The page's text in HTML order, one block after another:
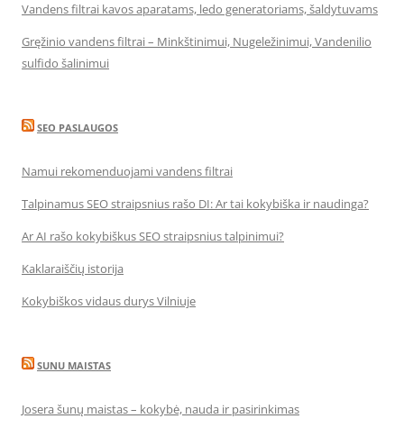
Vandens filtrai kavos aparatams, ledo generatoriams, šaldytuvams
Gręžinio vandens filtrai – Minkštinimui, Nugeležinimui, Vandenilio
sulfido šalinimui
SEO PASLAUGOS
Namui rekomenduojami vandens filtrai
Talpinamus SEO straipsnius rašo DI: Ar tai kokybiška ir naudinga?
Ar AI rašo kokybiškus SEO straipsnius talpinimui?
Kaklaraiščių istorija
Kokybiškos vidaus durys Vilniuje
SUNU MAISTAS
Josera šunų maistas – kokybė, nauda ir pasirinkimas